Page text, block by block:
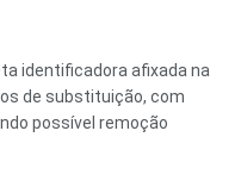
identificadora afixada na
de substituição, com
possível remoção